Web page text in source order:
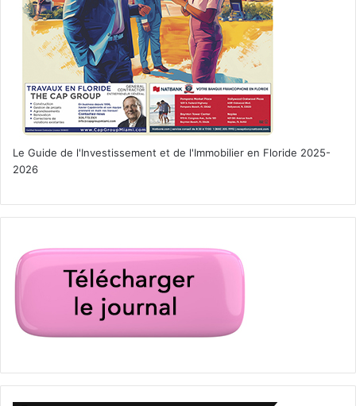
Le Guide de l'Investissement et de l'Immobilier en Floride 2025-
2026